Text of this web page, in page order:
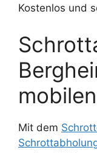
Kostenlos und
Mit dem